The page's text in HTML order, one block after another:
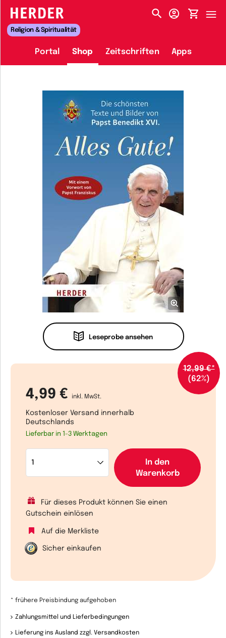
HERDER-MENÜ
Religion & Spiritualität
Portal Shop Zeitschriften Apps
Leseprobe ansehen
12,99 €*
(62%)
4,99 € inkl. MwSt.
Kostenloser Versand innerhalb
Deutschlands
Lieferbar in 1-3 Werktagen
In den
Warenkorb
Für dieses Produkt können Sie einen
Gutschein einlösen
Auf die Merkliste
Sicher einkaufen
* frühere Preisbindung aufgehoben
Zahlungsmittel und Lieferbedingungen
Lieferung ins Ausland zzgl. Versandkosten